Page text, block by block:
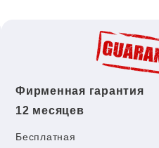
Фирменная гарантия
12 месяцев
Бесплатная